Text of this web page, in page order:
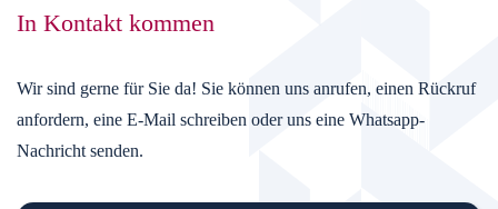
In Kontakt kommen
Wir sind gerne für Sie da! Sie können uns anrufen, einen Rückruf
anfordern, eine E-Mail schreiben oder uns eine Whatsapp-
Nachricht senden.